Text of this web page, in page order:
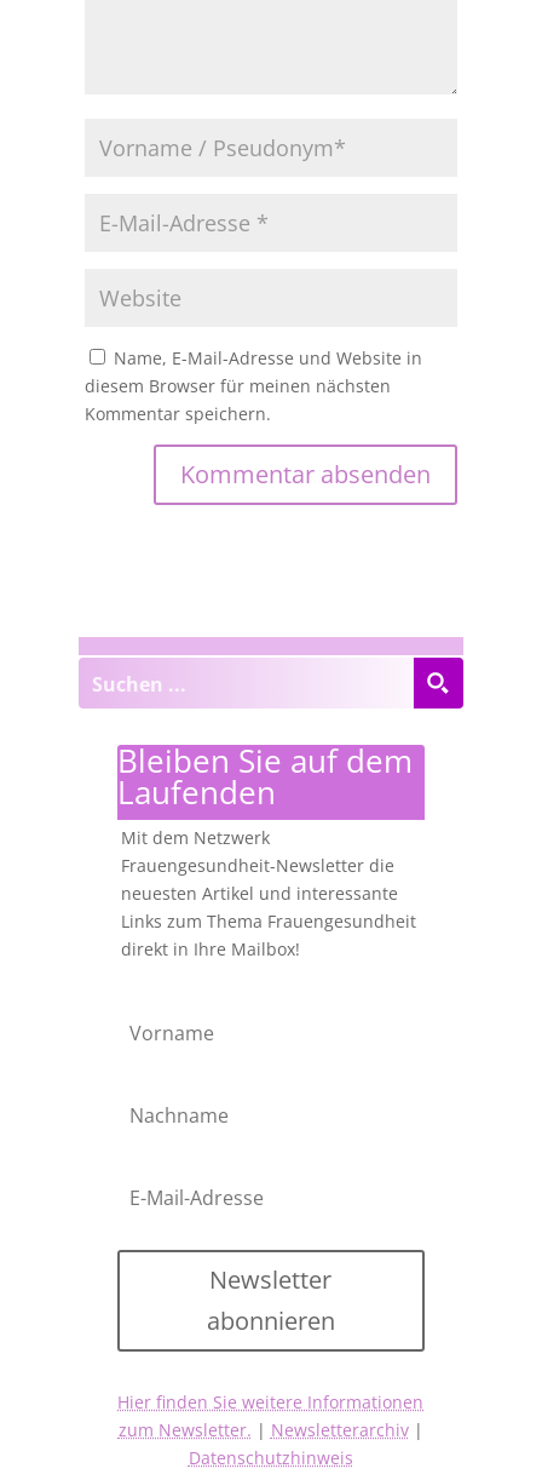
Name, E-Mail-Adresse und Website in
diesem Browser für meinen nächsten
Kommentar speichern.
Bleiben Sie auf dem
Laufenden
Mit dem Netzwerk
Frauengesundheit-Newsletter die
neuesten Artikel und interessante
Links zum Thema Frauengesundheit
direkt in Ihre Mailbox!
Newsletter
abonnieren
Hier finden Sie weitere Informationen
zum Newsletter. | Newsletterarchiv|
Datenschutzhinweis